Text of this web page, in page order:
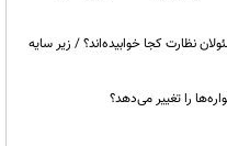
نظارت کجا خوابیده‌اند؟ / زیر سایه
را تغییر می‌دهد؟